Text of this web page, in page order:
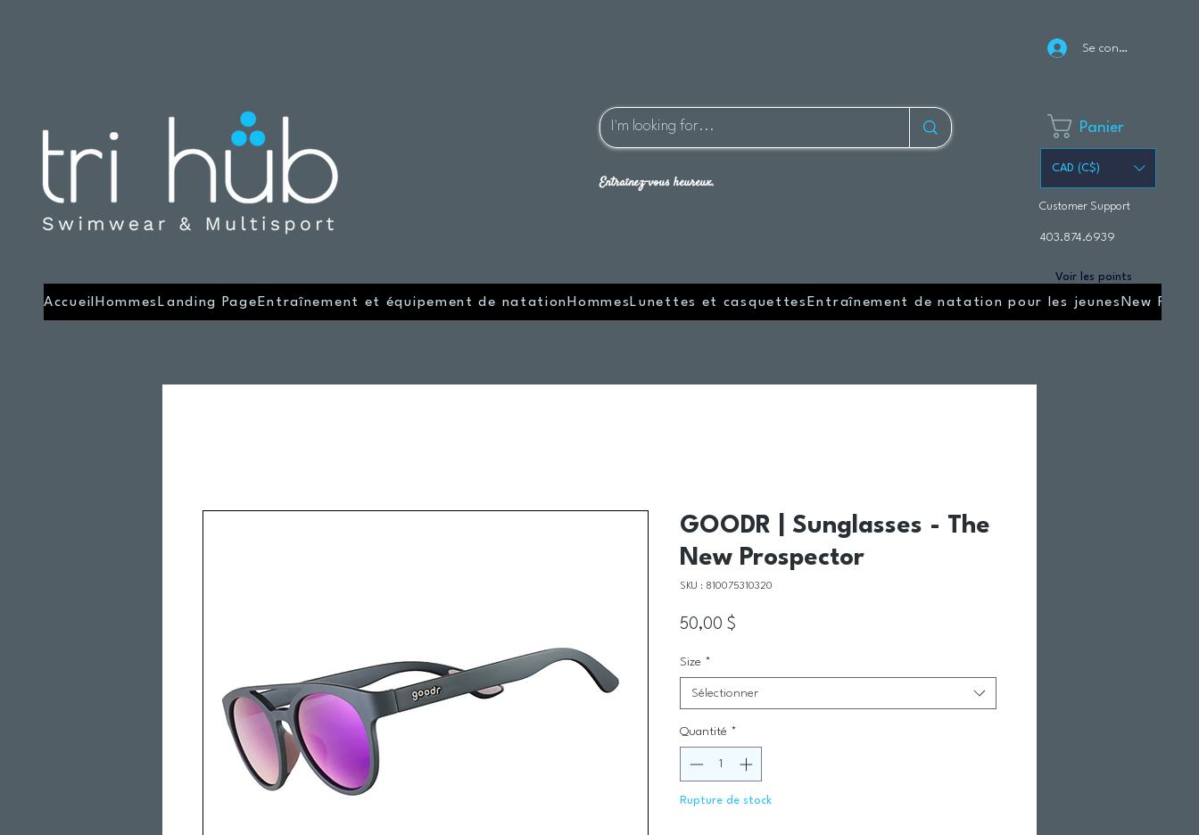
Se connecter
Entraînez-vous heureux.
Panier
CAD (C$)
Customer Support
403.874.6939
Voir les points
Accueil Hommes Landing Page Entraînement et équipement de natation Hommes Lunettes et casquettes Entraînement de natation pour les jeunes New Page
GOODR | Sunglasses - The
New Prospector
SKU : 810075310320
50,00 $
Size *
Sélectionner
Quantité *
Rupture de stock